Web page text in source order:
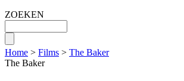
ZOEKEN
Home > Films > The Baker
The Baker